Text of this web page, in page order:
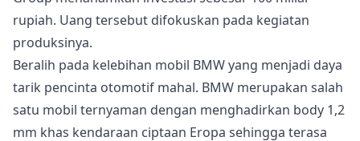
rupiah. Uang tersebut difokuskan pada kegiatan
produksinya.
Beralih pada kelebihan mobil BMW yang menjadi daya
tarik pencinta otomotif mahal. BMW merupakan salah
satu mobil ternyaman dengan menghadirkan body 1,2
mm khas kendaraan ciptaan Eropa sehingga terasa